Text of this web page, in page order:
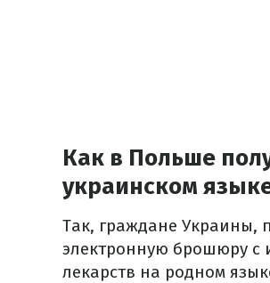
Как в Польше
украинском
Так, граждане Украины,
электронную брошюру с
лекарств на родном